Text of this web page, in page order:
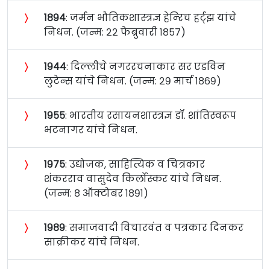
〉 १८९४: जर्मन भौतिकशास्त्रज्ञ हेन्‍रिच हर्ट्‌झ यांचे
निधन. (जन्म: २२ फेब्रुवारी १८५७)
〉 १९४४: दिल्लीचे नगररचनाकार सर एडविन
लुटेन्स यांचे निधन. (जन्म: २९ मार्च १८६९)
〉 १९५५: भारतीय रसायनशास्त्रज्ञ डॉ. शांतिस्वरूप
भटनागर यांचे निधन.
〉 १९७५: उद्योजक, साहित्यिक व चित्रकार
शंकरराव वासुदेव किर्लोस्कर यांचे निधन.
(जन्म: ८ ऑक्टोबर १८९१)
〉 १९८९: समाजवादी विचारवंत व पत्रकार दिनकर
साक्रीकर यांचे निधन.